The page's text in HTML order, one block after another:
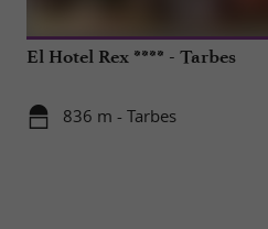
El Hotel Rex **** - Tarbes
836 m - Tarbes